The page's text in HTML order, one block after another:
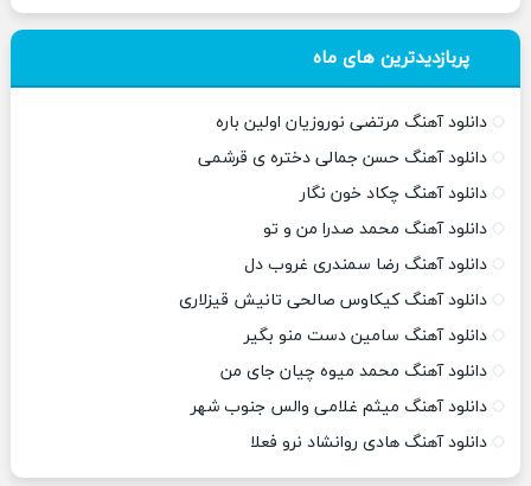
پربازدیدترین های ماه
دانلود آهنگ مرتضی نوروزیان اولین باره
دانلود آهنگ حسن جمالی دختره ی قرشمی
دانلود آهنگ چکاد خون نگار
دانلود آهنگ محمد صدرا من و تو
دانلود آهنگ رضا سمندری غروب دل
دانلود آهنگ کیکاوس صالحی تانیش قیزلاری
دانلود آهنگ سامین دست منو بگیر
دانلود آهنگ محمد میوه چیان جای من
دانلود آهنگ میثم غلامی والس جنوب شهر
دانلود آهنگ هادی روانشاد نرو فعلا